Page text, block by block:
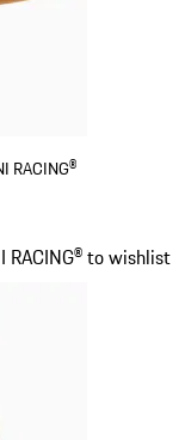
RACING®
RACING® to wishlist